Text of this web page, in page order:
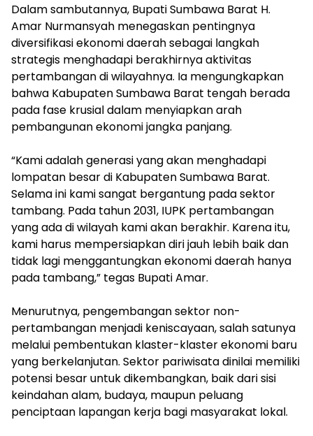
Dalam sambutannya, Bupati Sumbawa Barat H.
Amar Nurmansyah menegaskan pentingnya
diversifikasi ekonomi daerah sebagai langkah
strategis menghadapi berakhirnya aktivitas
pertambangan di wilayahnya. Ia mengungkapkan
bahwa Kabupaten Sumbawa Barat tengah berada
pada fase krusial dalam menyiapkan arah
pembangunan ekonomi jangka panjang.
“Kami adalah generasi yang akan menghadapi
lompatan besar di Kabupaten Sumbawa Barat.
Selama ini kami sangat bergantung pada sektor
tambang. Pada tahun 2031, IUPK pertambangan
yang ada di wilayah kami akan berakhir. Karena itu,
kami harus mempersiapkan diri jauh lebih baik dan
tidak lagi menggantungkan ekonomi daerah hanya
pada tambang,” tegas Bupati Amar.
Menurutnya, pengembangan sektor non-
pertambangan menjadi keniscayaan, salah satunya
melalui pembentukan klaster-klaster ekonomi baru
yang berkelanjutan. Sektor pariwisata dinilai memiliki
potensi besar untuk dikembangkan, baik dari sisi
keindahan alam, budaya, maupun peluang
penciptaan lapangan kerja bagi masyarakat lokal.